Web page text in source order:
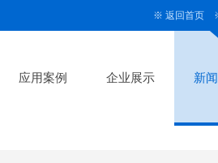
※ 返回首页
应用案例 企业展示 新